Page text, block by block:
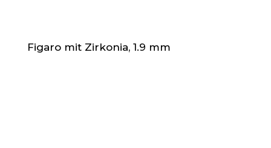
Figaro mit Zirkonia, 1.9 mm